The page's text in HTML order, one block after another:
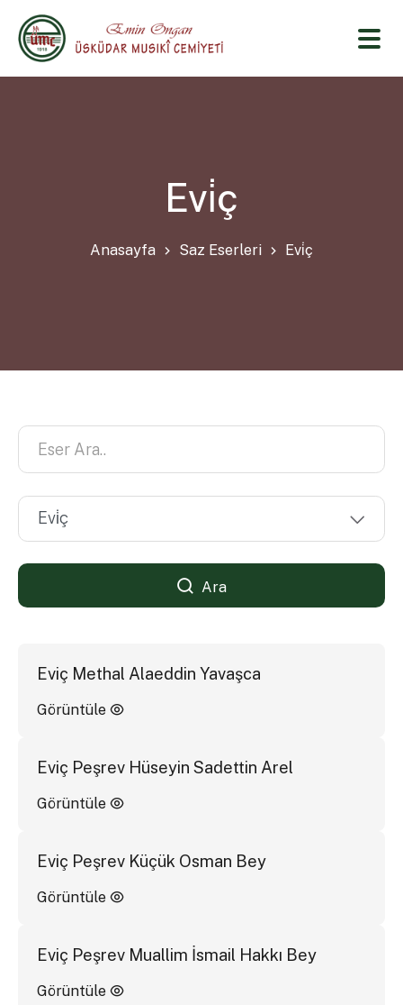
Evi̇ç
Anasayfa Saz Eserleri Evi̇ç
Ara
Eviç Methal Alaeddin Yavaşca
Görüntüle
Eviç Peşrev Hüseyin Sadettin Arel
Görüntüle
Eviç Peşrev Küçük Osman Bey
Görüntüle
Eviç Peşrev Muallim İsmail Hakkı Bey
Görüntüle